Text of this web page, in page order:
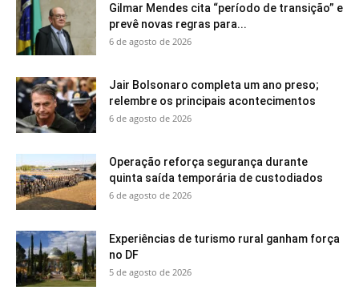
Gilmar Mendes cita “período de transição” e
prevê novas regras para...
6 de agosto de 2026
Jair Bolsonaro completa um ano preso;
relembre os principais acontecimentos
6 de agosto de 2026
Operação reforça segurança durante
quinta saída temporária de custodiados
6 de agosto de 2026
Experiências de turismo rural ganham força
no DF
5 de agosto de 2026